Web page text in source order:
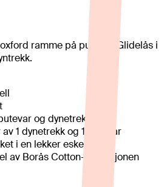
ramme på putevar. Glidelås i
og dynetrekk
1 dynetrekk og 1 putevar
i en lekker eske
av Borås Cotton-kolleksjonen